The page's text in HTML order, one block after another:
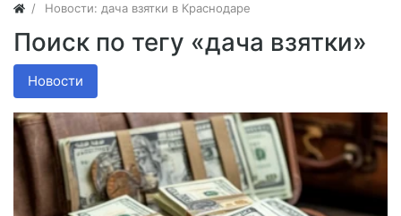
Новости: дача взятки в Краснодаре
Поиск по тегу «дача взятки»
Новости